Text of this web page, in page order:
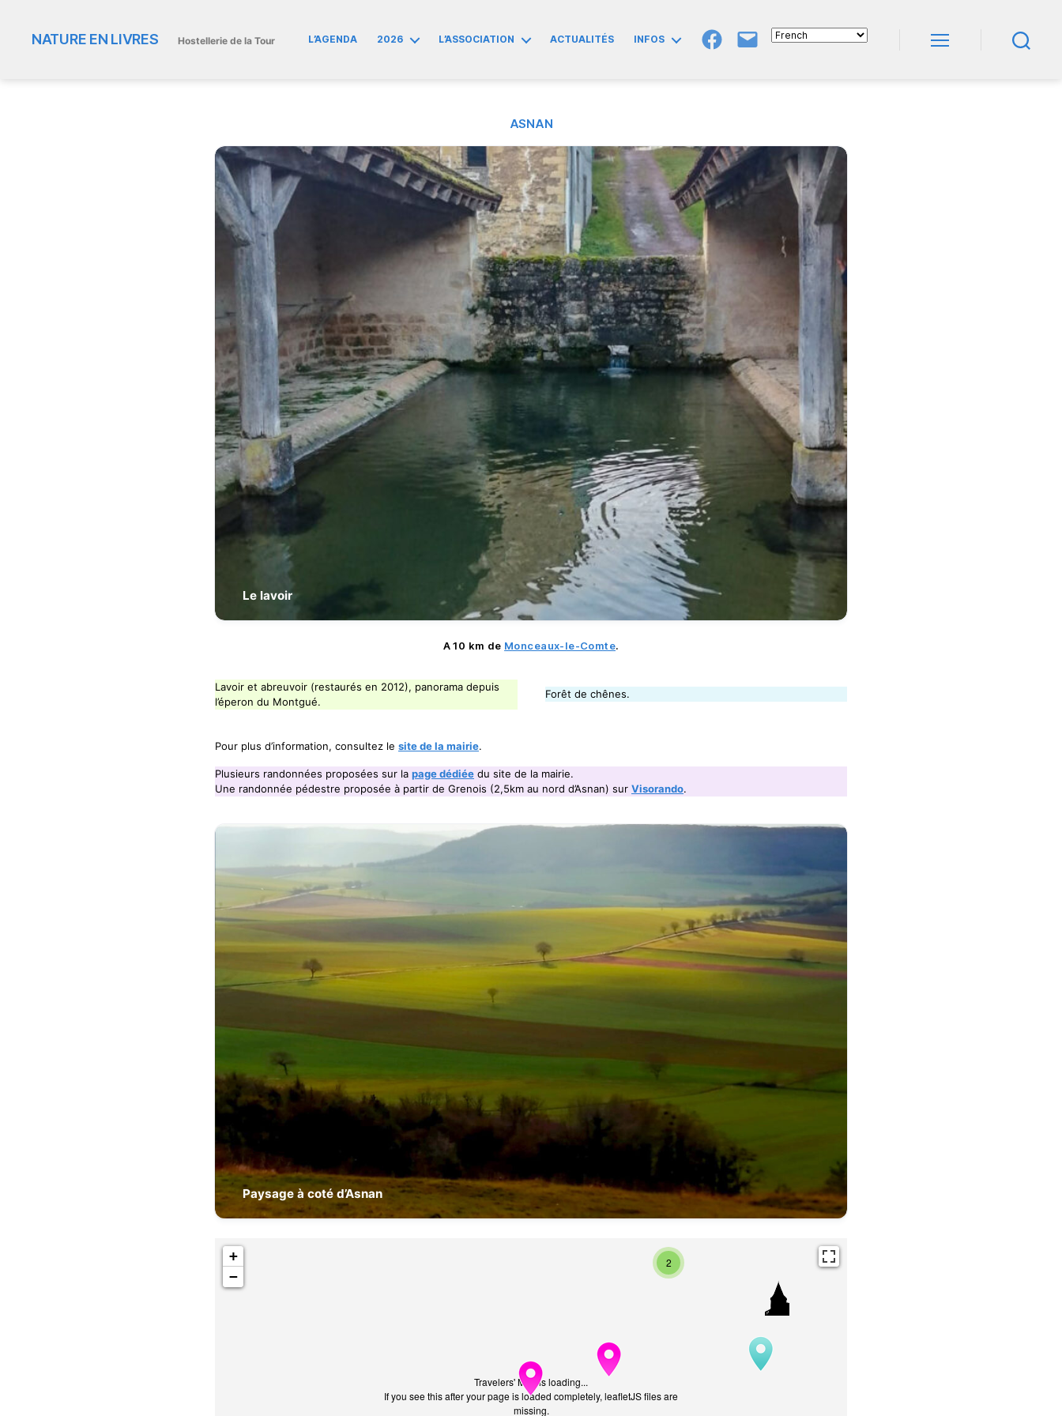
NATURE EN LIVRES Hostellerie de la Tour L’AGENDA 2026 L’ASSOCIATION ACTUALITÉS INFOS
GroupeE-
ASNAN
Le lavoir
A 10 km de Monceaux-le-Comte.
Lavoir et abreuvoir (restaurés en 2012), panorama depuis
l’éperon du Montgué.
Forêt de chênes.
Pour plus d’information, consultez le site de la mairie.
Plusieurs randonnées proposées sur la page dédiée du site de la mairie.
Une randonnée pédestre proposée à partir de Grenois (2,5km au nord d’Asnan) sur Visorando.
Paysage à coté d’Asnan
Travelers' Map is loading...
If you see this after your page is loaded completely, leafletJS files are
missing.
2
+
−